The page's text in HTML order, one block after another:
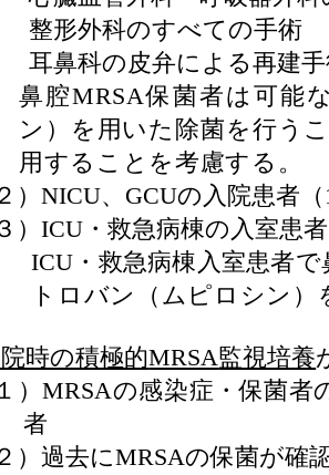
整形外科のすべての手術
耳鼻科の皮弁による再建
鼻腔MRSA保菌者は可能
ン）を用いた除菌を行う
用することを考慮する。
）NICU、 GCUの入院患者（
）ICU ・救急病棟の入室患
ICU ・救急病棟入室患者
トロバン（ムピロシン
時の積極的MRSA監視培養
）MRSAの感染症・保菌者
者
）過去にMRSAの保菌が確